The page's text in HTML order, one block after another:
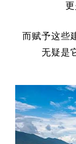
而赋予这些
无疑是